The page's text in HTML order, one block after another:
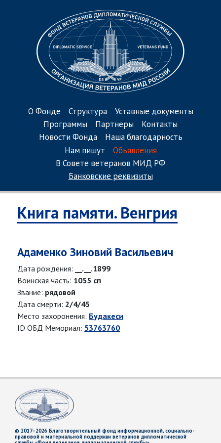
О Фонде Структура
Уставные документы
Программы
Партнеры
Контакты
Новости Фонда
Наша благодарность
Нам пишут
Объявления
В Совете ветеранов МИД РФ
Банковские реквизиты
Книга памяти. Венгрия
Адаменко Зиновий Васильевич
Дата рождения:
__.__.1899
Воинская часть: 1055 сп
Звание: рядовой
Дата смерти: 2/4/45
Место захоронения: Будакеси
ID ОБД Мемориал: 53763760
© 2017–2026 Благотворительный фонд информационной, социально-
правовой и материальной поддержки ветеранов дипломатической